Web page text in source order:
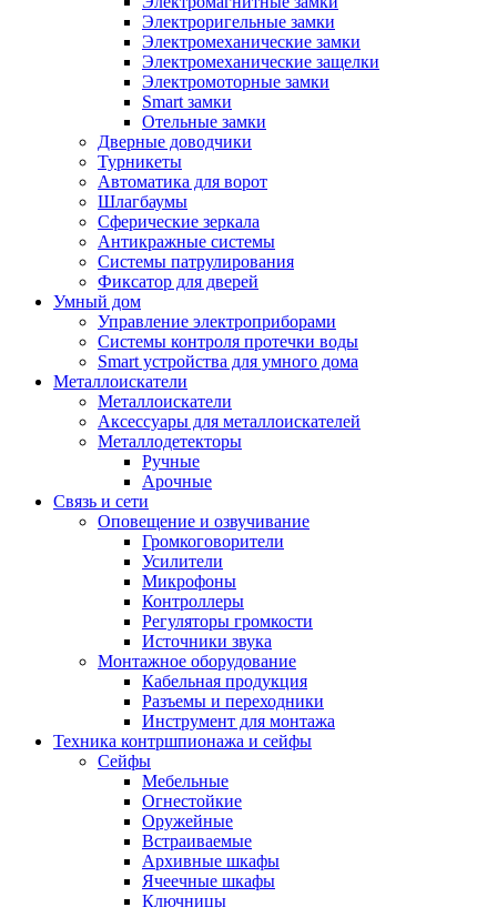
Электроригельные замки
Электромеханические замки
Электромеханические защелки
Электромоторные замки
Smart замки
Отельные замки
Дверные доводчики
Турникеты
Автоматика для ворот
Шлагбаумы
Сферические зеркала
Антикражные системы
Системы патрулирования
Фиксатор для дверей
Умный дом
Управление электроприборами
Системы контроля протечки воды
Smart устройства для умного дома
Металлоискатели
Металлоискатели
Аксессуары для металлоискателей
Металлодетекторы
Ручные
Арочные
Связь и сети
Оповещение и озвучивание
Громкоговорители
Усилители
Микрофоны
Контроллеры
Регуляторы громкости
Источники звука
Монтажное оборудование
Кабельная продукция
Разъемы и переходники
Инструмент для монтажа
Техника контршпионажа и сейфы
Сейфы
Мебельные
Огнестойкие
Оружейные
Встраиваемые
Архивные шкафы
Ячеечные шкафы
Ключницы